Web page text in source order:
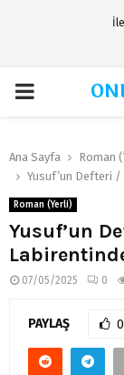
PRIMARY
Ana Sayfa
Roman
Yusuf’un Defteri /
Roman (Yerli)
Yusuf’un
07/05/2025 0
PAYLAŞ 0